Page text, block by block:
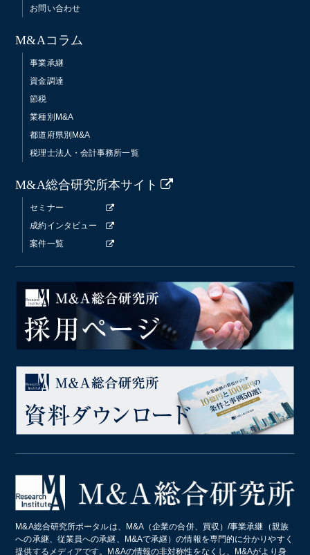
お問い合わせ
M&Aコラム
事業承継
資金調達
節税
業種別M&A
都道府県別M&A
税理士法人・会計事務所一覧
M&A総合研究所本サイト
セミナー
成約インタビュー
案件一覧
M&A総合研究所ポータルは、M&A（企業の合併、買収）/事業承継（親族
への承継、従業員への承継、M&Aで承継）の情報を専門的に分かりやすく
提供するメディアです。M&Aの情報の非対称性をなくし、M&Aがより身